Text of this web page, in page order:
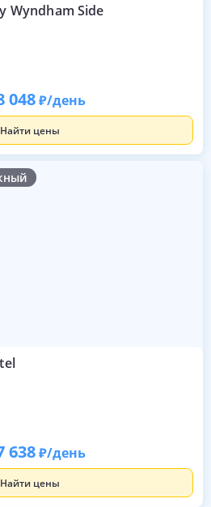
Wyndham Side
048 /день
Найти цены
638 /день
Найти цены